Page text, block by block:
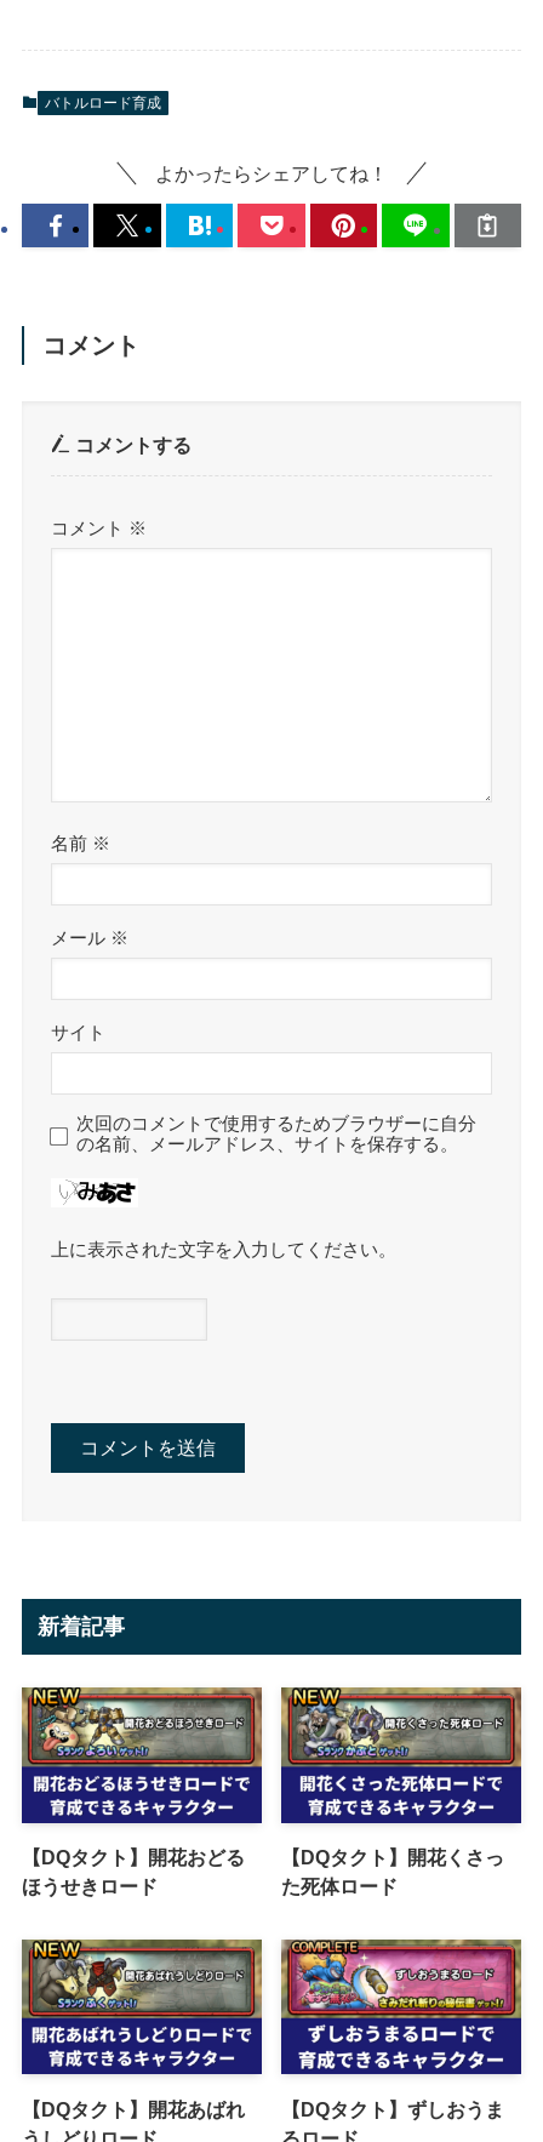
バトルロード育成
よかったらシェアしてね！
コメント
コメントする
コメント ※
名前 ※
メール ※
サイト
次回のコメントで使用するためブラウザーに自分
の名前、メールアドレス、サイトを保存する。
上に表示された文字を入力してください。
新着記事
【DQタクト】開花おどる
ほうせきロード
【DQタクト】開花くさっ
た死体ロード
【DQタクト】開花あばれ
【DQタクト】ずしおうま